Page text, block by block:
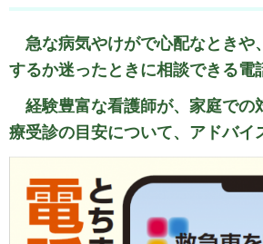
急な病気やけがで心配なときや
するか迷ったときに相談できる電
経験豊富な看護師が、家庭での
療受診の目安について、アドバイ